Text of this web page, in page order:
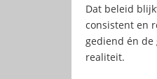
Dat beleid
consistent en
gediend én
realiteit.